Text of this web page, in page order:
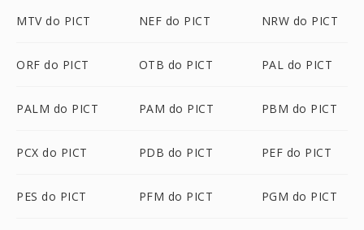
MTV do PICT NEF do PICT NRW do PICT
ORF do PICT OTB do PICT PAL do PICT
PALM do PICT PAM do PICT PBM do PICT
PCX do PICT PDB do PICT PEF do PICT
PES do PICT PFM do PICT PGM do PICT